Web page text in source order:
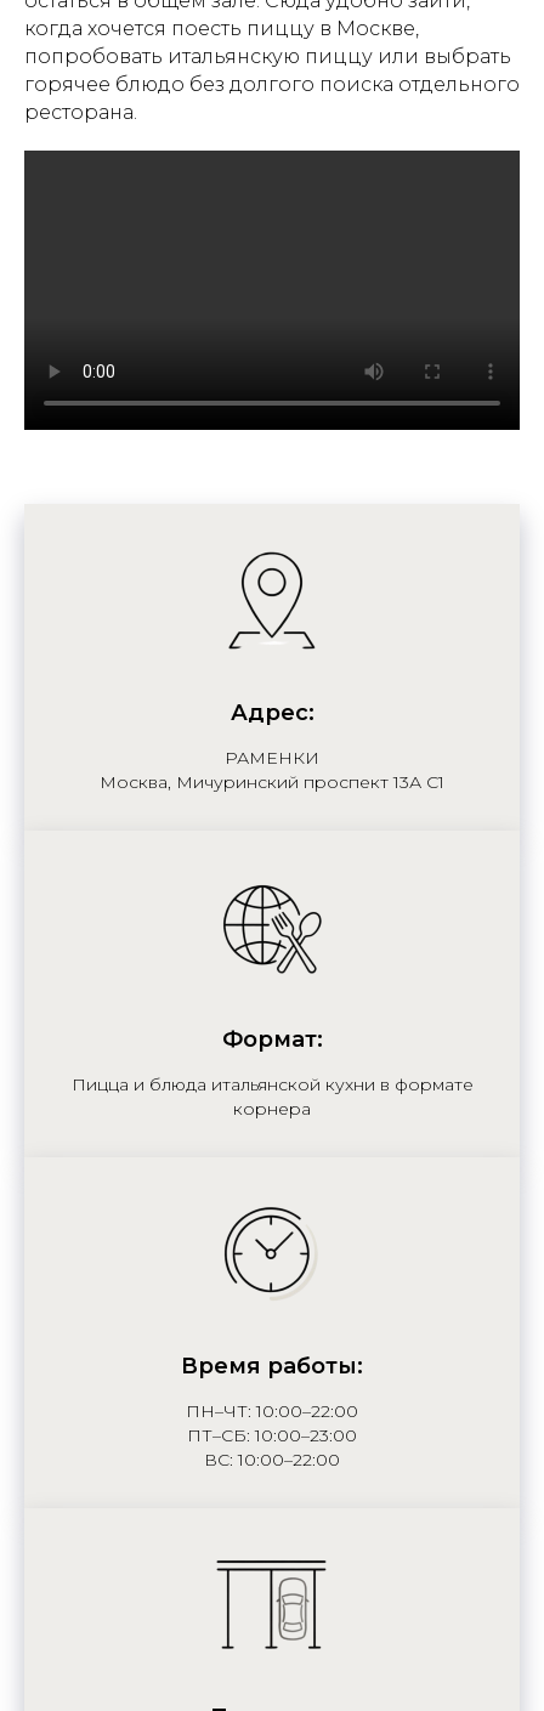
когда хочется поесть пиццу в Москве,
попробовать итальянскую пиццу или выбрать
горячее блюдо без долгого поиска отдельного
ресторана.
Адрес:
РАМЕНКИ
Москва, Мичуринский проспект 13А С1
Формат:
Пицца и блюда итальянской кухни в формате
корнера
Время работы:
ПН–ЧТ: 10:00–22:00
ПТ–СБ: 10:00–23:00
ВС: 10:00–22:00